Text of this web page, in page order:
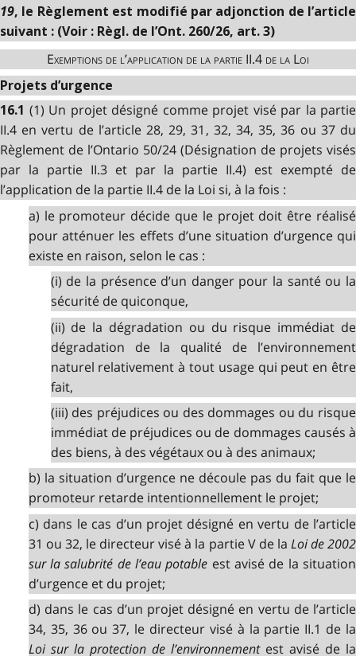
19, le Règlement est modifié par adjonction de l’article
suivant : (Voir : Règl. de l’Ont. 260/26, art. 3)
Exemptions de l’application de la partie II.4 de la Loi
Projets d’urgence
16.1 (1) Un projet désigné comme projet visé par la partie
II.4 en vertu de l’article 28, 29, 31, 32, 34, 35, 36 ou 37 du
Règlement de l’Ontario 50/24 (Désignation de projets visés
par la partie II.3 et par la partie II.4) est exempté de
l’application de la partie II.4 de la Loi si, à la fois :
a) le promoteur décide que le projet doit être réalisé
pour atténuer les effets d’une situation d’urgence qui
existe en raison, selon le cas :
(i) de la présence d’un danger pour la santé ou la
sécurité de quiconque,
(ii) de la dégradation ou du risque immédiat de
dégradation de la qualité de l’environnement
naturel relativement à tout usage qui peut en être
fait,
(iii) des préjudices ou des dommages ou du risque
immédiat de préjudices ou de dommages causés à
des biens, à des végétaux ou à des animaux;
b) la situation d’urgence ne découle pas du fait que le
promoteur retarde intentionnellement le projet;
c) dans le cas d’un projet désigné en vertu de l’article
31 ou 32, le directeur visé à la partie V de la Loi de 2002
sur la salubrité de l’eau potable est avisé de la situation
d’urgence et du projet;
d) dans le cas d’un projet désigné en vertu de l’article
34, 35, 36 ou 37, le directeur visé à la partie II.1 de la
Loi sur la protection de l’environnementest avisé de la